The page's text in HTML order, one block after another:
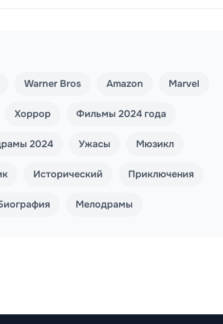
Warner Bros Amazon Marvel
Хоррор Фильмы 2024 года
2024 Ужасы Мюзикл
Исторический Приключения
Мелодрамы